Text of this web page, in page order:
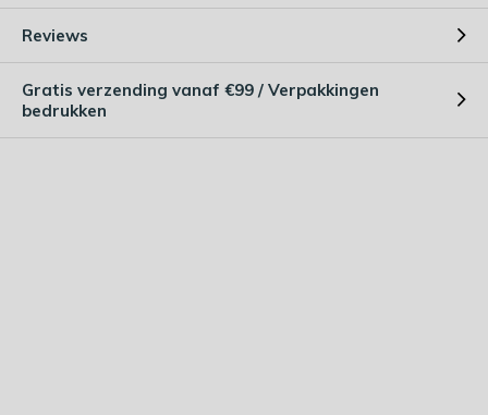
Reviews
Gratis verzending vanaf €99 / Verpakkingen
bedrukken